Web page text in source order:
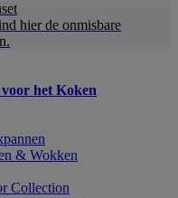
hier de onmisbare
het Koken
& Wokken
Collection